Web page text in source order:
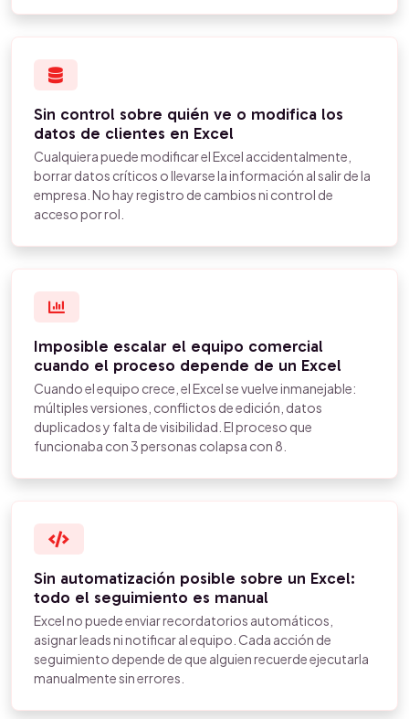
Sin control sobre quién ve o modifica los
datos de clientes en Excel
Cualquiera puede modificar el Excel accidentalmente,
borrar datos críticos o llevarse la información al salir de la
empresa. No hay registro de cambios ni control de
acceso por rol.
Imposible escalar el equipo comercial
cuando el proceso depende de un Excel
Cuando el equipo crece, el Excel se vuelve inmanejable:
múltiples versiones, conflictos de edición, datos
duplicados y falta de visibilidad. El proceso que
funcionaba con 3 personas colapsa con 8.
Sin automatización posible sobre un Excel:
todo el seguimiento es manual
Excel no puede enviar recordatorios automáticos,
asignar leads ni notificar al equipo. Cada acción de
seguimiento depende de que alguien recuerde ejecutarla
manualmente sin errores.